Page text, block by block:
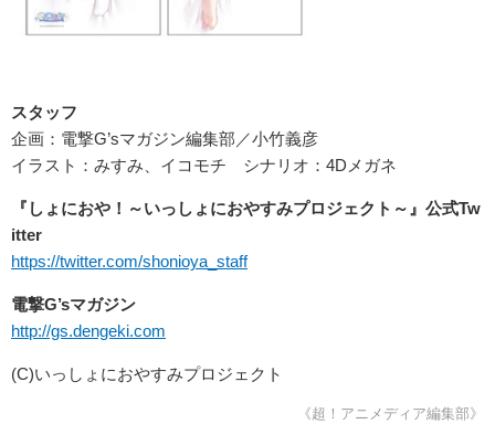
スタッフ
企画：電撃G’sマガジン編集部／小竹義彦
イラスト：みすみ、イコモチ シナリオ：4Dメガネ
『しょにおや！～いっしょにおやすみプロジェクト～』公式Tw
itter
https://twitter.com/shonioya_staff
電撃G’sマガジン
http://gs.dengeki.com
(C)いっしょにおやすみプロジェクト
《超！アニメディア編集部》